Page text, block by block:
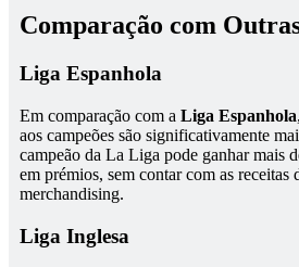
Comparação com
Liga Espanhola
Em comparação com a Liga Espanhola
aos campeões são significativamente
campeão da La Liga pode ganhar mais
em prémios, sem contar com as receitas
merchandising.
Liga Inglesa